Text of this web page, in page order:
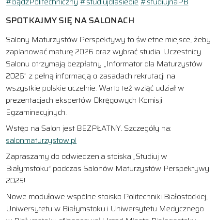
SPOTKAJMY SIĘ NA SALONACH
Salony Maturzystów Perspektywy to świetne miejsce, żeby
zaplanować maturę 2026 oraz wybrać studia. Uczestnicy
Salonu otrzymają bezpłatny „Informator dla Maturzystów
2026” z pełną informacją o zasadach rekrutacji na
wszystkie polskie uczelnie. Warto też wziąć udział w
prezentacjach ekspertów Okręgowych Komisji
Egzaminacyjnych.
Wstęp na Salon jest BEZPŁATNY. Szczegóły na:
salonmaturzystow.pl
Zapraszamy do odwiedzenia stoiska „Studiuj w
Białymstoku” podczas Salonów Maturzystów Perspektywy
2025!
Nowe modułowe wspólne stoisko Politechniki Białostockiej,
Uniwersytetu w Białymstoku i Uniwersytetu Medycznego